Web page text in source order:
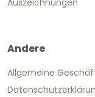
Andere
Allgemeine